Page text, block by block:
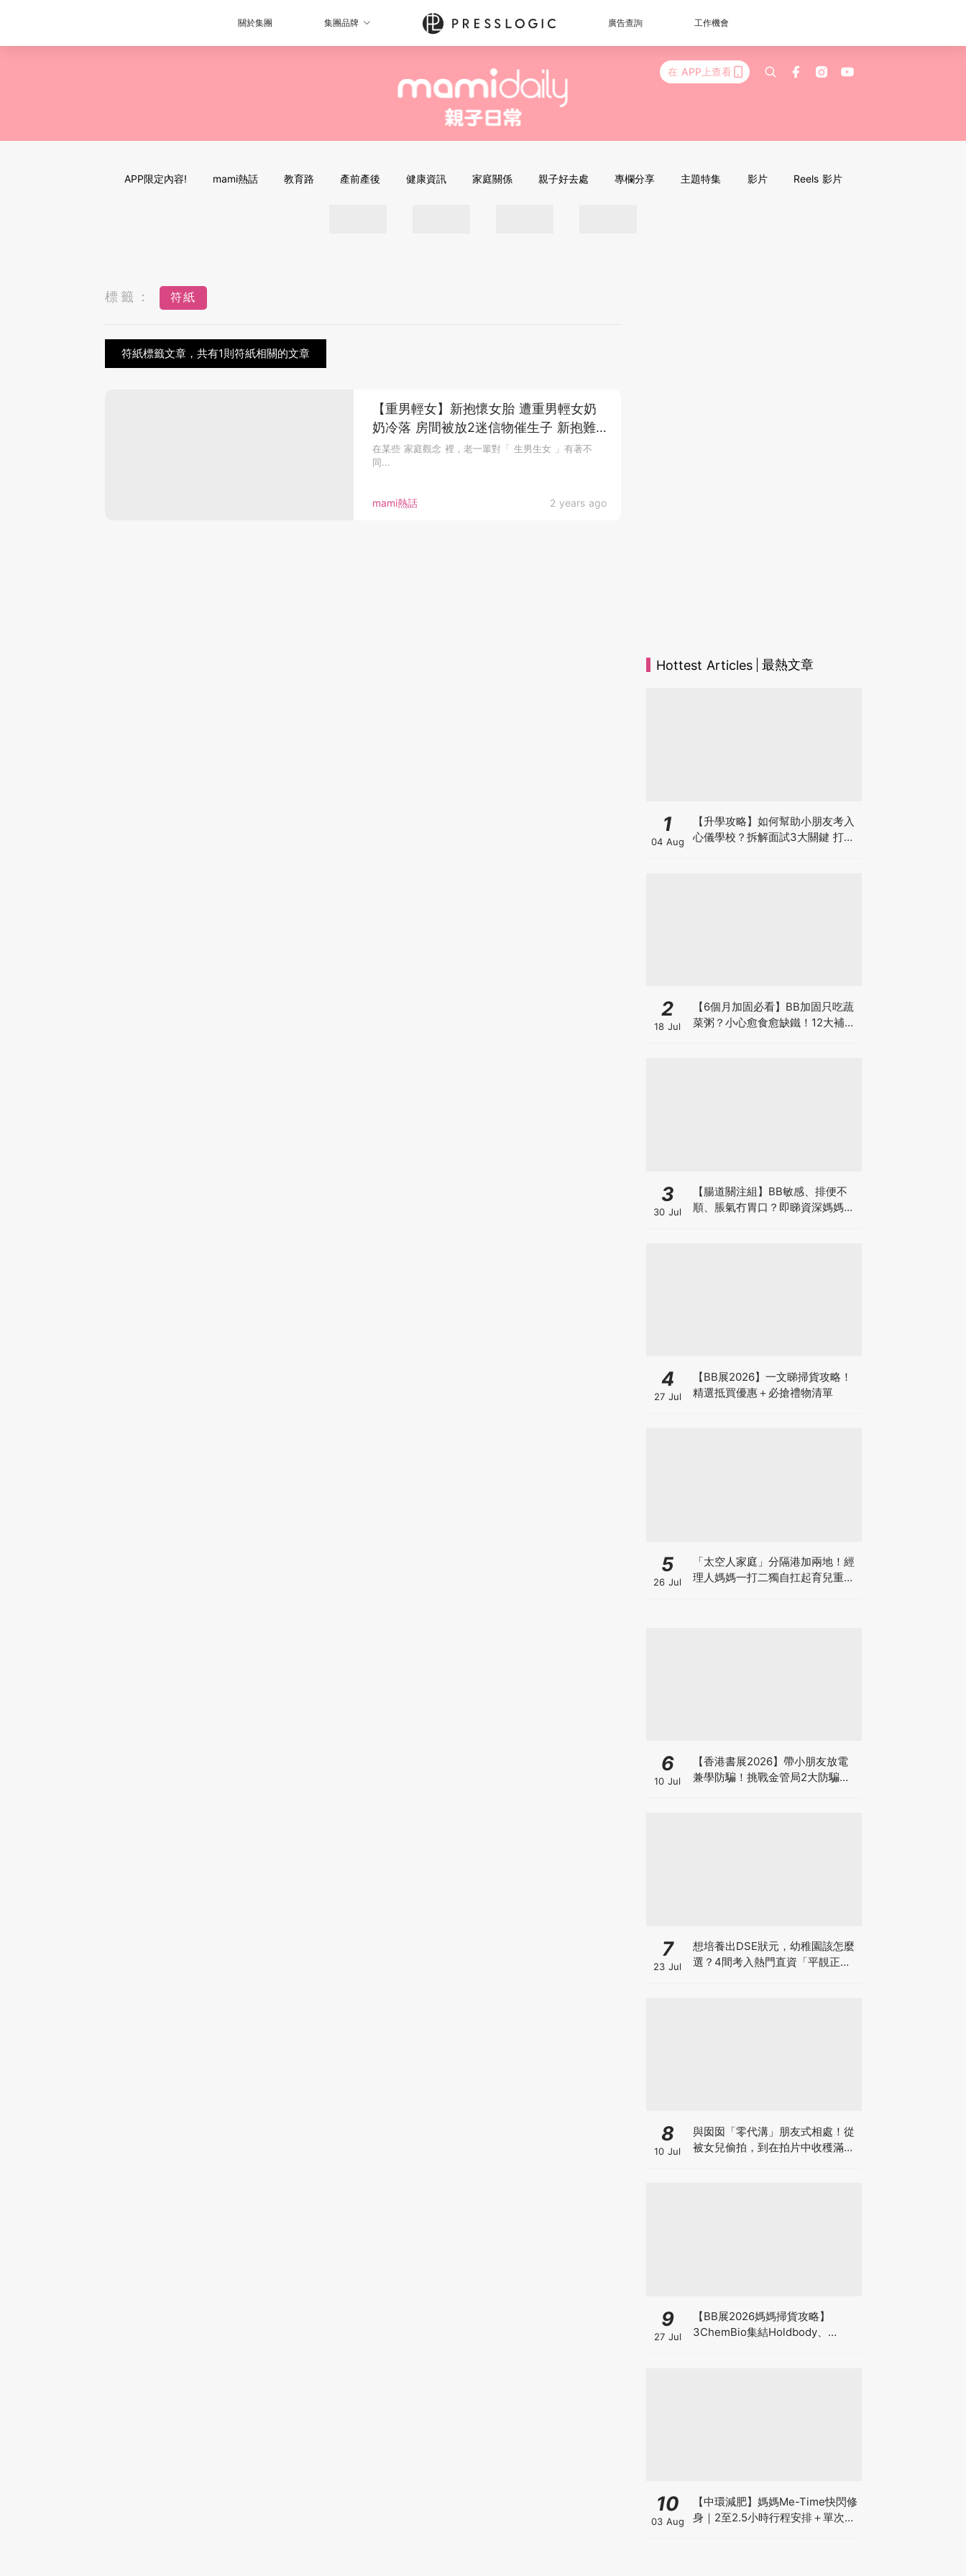
關於集團 集團品牌 廣告查詢 工作機會
在 APP上查看
APP限定內容! mami熱話 教育路 產前產後 健康資訊 家庭關係 親子好去處 專欄分享 主題特集 影片 Reels 影片
標籤： 符紙
符紙標籤文章，共有1則符紙相關的文章
mami熱話 2 years ago
【重男輕女】新抱懷女胎 遭重男輕女奶
奶冷落 房間被放2迷信物催生子 新抱難
接受
在某些 家庭觀念 裡，老一輩對「 生男生女 」有著不
同...
Hottest Articles 最熱文章
1
04 Aug
【升學攻略】如何幫助小朋友考入
心儀學校？拆解面試3大關鍵 打好
2
18 Jul
【6個月加固必看】BB加固只吃蔬
菜粥？小心愈食愈缺鐵！12大補鐵
3
30 Jul
【腸道關注組】BB敏感、排便不
順、脹氣冇胃口？即睇資深媽媽分
4
27 Jul
【BB展2026】一文睇掃貨攻略！
精選抵買優惠＋必搶禮物清單
5
26 Jul
「太空人家庭」分隔港加兩地！經
理人媽媽一打二獨自扛起育兒重
6
10 Jul
【香港書展2026】帶小朋友放電
兼學防騙！挑戰金管局2大防騙遊
7
23 Jul
想培養出DSE狀元，幼稚園該怎麼
選？4間考入熱門直資「平靚正」
8
10 Jul
與囡囡「零代溝」朋友式相處！從
被女兒偷拍，到在拍片中收穫滿足
9
27 Jul
【BB展2026媽媽掃貨攻略】
3ChemBio集結Holdbody、
10
03 Aug
【中環減肥】媽媽Me-Time快閃修
身｜2至2.5小時行程安排＋單次收